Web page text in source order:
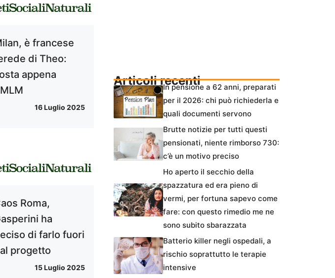
è francese
di Theo:
appena
16 Luglio 2025
Roma,
ha
di farlo fuori
progetto
15 Luglio 2025
Articoli recentiIn pensione a 62 anni, preparati
per il 2026: chi può richiederla e
quali documenti servono
Brutte notizie per tutti questi
pensionati, niente rimborso 730:
c’è un motivo preciso
Ho aperto il secchio della
spazzatura ed era pieno di
vermi, per fortuna sapevo come
fare: con questo rimedio me ne
sono subito sbarazzata
Batterio killer negli ospedali, a
rischio soprattutto le terapie
intensive